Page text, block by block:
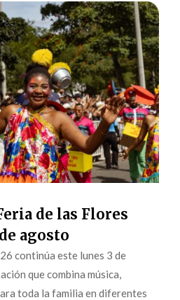
de las Flores
agosto
continúa este lunes 3 de
que combina música,
toda la familia en diferentes